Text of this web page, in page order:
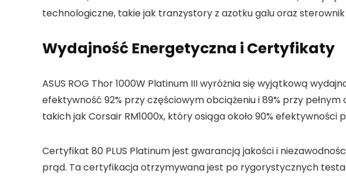
technologiczne, takie jak tranzystory z azotku galu oraz
Wydajność Energetyczna i Certyfikaty
ASUS ROG Thor 1000W Platinum III wyróżnia się wyjątkową
efektywność 92% przy częściowym obciążeniu i 89% przy
takich jak Corsair RM1000x, który osiąga około 90% efektywności
Certyfikat 80 PLUS Platinum jest gwarancją jakości i
prąd. Ta certyfikacja otrzymywana jest po rygorystycznych